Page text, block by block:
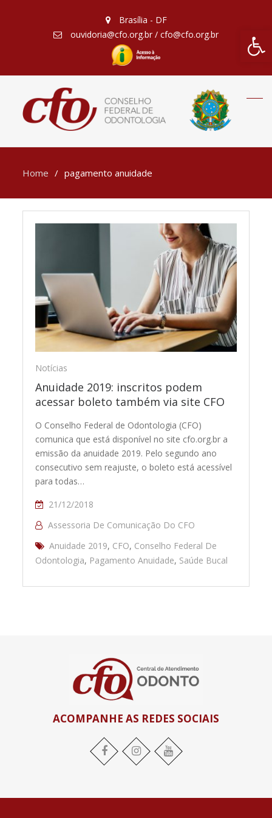
Barra
Brasília - DF
ouvidoria@cfo.org.br / cfo@cfo.org.br
Home pagamento anuidade
Notícias
Anuidade 2019: inscritos podem
acessar boleto também via site CFO
O Conselho Federal de Odontologia (CFO)
comunica que está disponível no site cfo.org.br a
emissão da anuidade 2019. Pelo segundo ano
consecutivo sem reajuste, o boleto está acessível
para todas…
21/12/2018
Assessoria De Comunicação Do CFO
Anuidade 2019, CFO, Conselho Federal De
Odontologia, Pagamento Anuidade, Saúde Bucal
ACOMPANHE AS REDES SOCIAIS
Facebook Instagram YouTube